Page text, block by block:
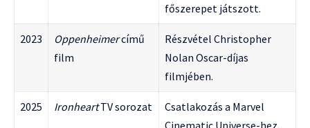
főszerepet játszott.
2023 Oppenheimercímű
film
Részvétel Christopher
Nolan Oscar-díjas
filmjében.
2025 IronheartTV sorozat
Csatlakozás a Marvel
Cinematic Universe-hez.